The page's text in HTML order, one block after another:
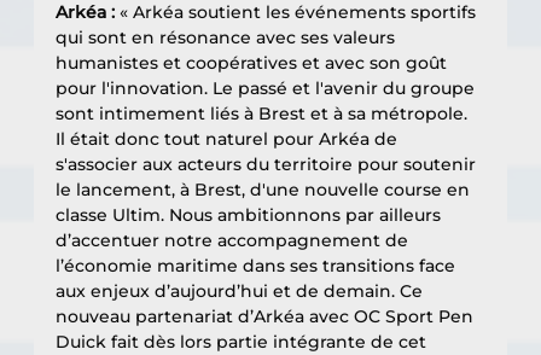
Arkéa : « Arkéa soutient les événements sportifs
qui sont en résonance avec ses valeurs
humanistes et coopératives et avec son goût
pour l'innovation. Le passé et l'avenir du groupe
sont intimement liés à Brest et à sa métropole.
Il était donc tout naturel pour Arkéa de
s'associer aux acteurs du territoire pour soutenir
le lancement, à Brest, d'une nouvelle course en
classe Ultim. Nous ambitionnons par ailleurs
d’accentuer notre accompagnement de
l’économie maritime dans ses transitions face
aux enjeux d’aujourd’hui et de demain. Ce
nouveau partenariat d’Arkéa avec OC Sport Pen
Duick fait dès lors partie intégrante de cet